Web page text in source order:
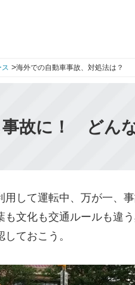
ス >海外での自動車事故、対処法は？
故に！ どん
して運転中、万が一、
文化も交通ルールも違う
ておこう。